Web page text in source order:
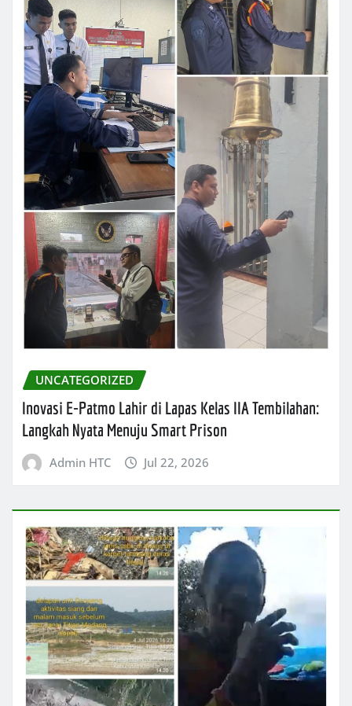
UNCATEGORIZED
Inovasi E-Patmo Lahir di Lapas Kelas IIA Tembilahan:
Langkah Nyata Menuju Smart Prison
Admin HTC Jul 22, 2026